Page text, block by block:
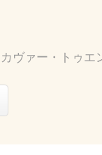
ヴァー・トゥエ